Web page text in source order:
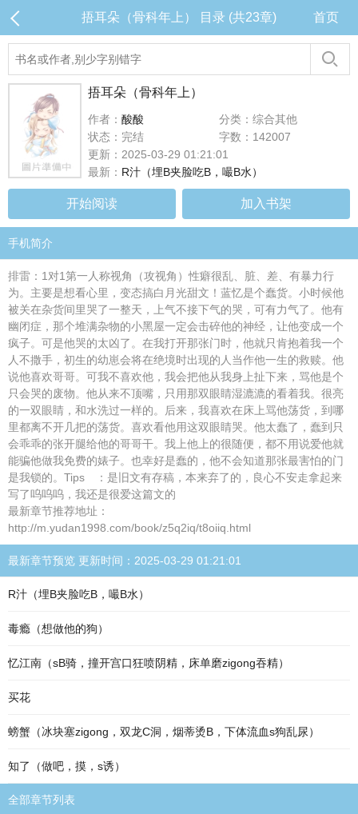
捂耳朵（骨科年上） 目录 (共23章) 首页
捂耳朵（骨科年上）
作者： 酸酸
分类：综合其他
状态：完结
字数：142007
更新：2025-03-29 01:21:01
最新： R汁（埋B夹脸吃B，嘬B水）
开始阅读 加入书架
手机简介
排雷：1对1第一人称视角（攻视角）性癖很乱、脏、差、有暴力行
为。主要是想看心里，变态搞白月光甜文！蓝忆是个蠢货。小时候他
被关在杂货间里哭了一整天，上气不接下气的哭，可有力气了。他有
幽闭症，那个堆满杂物的小黑屋一定会击碎他的神经，让他变成一个
疯子。可是他哭的太凶了。在我打开那张门时，他就只肯抱着我一个
人不撒手，初生的幼崽会将在绝境时出现的人当作他一生的救赎。他
说他喜欢哥哥。可我不喜欢他，我会把他从我身上扯下来，骂他是个
只会哭的废物。他从来不顶嘴，只用那双眼睛湿漉漉的看着我。很亮
的一双眼睛，和水洗过一样的。后来，我喜欢在床上骂他荡货，到哪
里都离不开几把的荡货。喜欢看他用这双眼睛哭。他太蠢了，蠢到只
会乖乖的张开腿给他的哥哥干。我上他上的很随便，都不用说爱他就
能骗他做我免费的婊子。也幸好是蠢的，他不会知道那张最害怕的门
是我锁的。Tips ：是旧文有存稿，本来弃了的，良心不安走拿起来
写了呜呜呜，我还是很爱这篇文的
最新章节推荐地址：
http://m.yudan1998.com/book/z5q2iq/t8oiiq.html
最新章节预览 更新时间：2025-03-29 01:21:01
R汁（埋B夹脸吃B，嘬B水）
毒瘾（想做他的狗）
忆江南（sB骑，撞开宫口狂喷阴精，床单磨zigong吞精）
买花
螃蟹（冰块塞zigong，双龙C洞，烟蒂烫B，下体流血s狗乱尿）
知了（做吧，摸，s诱）
全部章节列表